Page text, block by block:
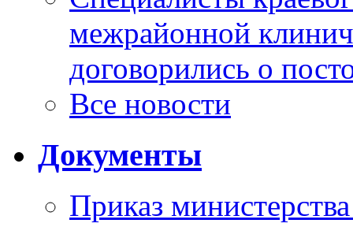
межрайонной
договорились о
Все новости
Документы
Приказ